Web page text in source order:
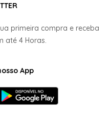
primeira compra e receba
até 4 Horas.
App